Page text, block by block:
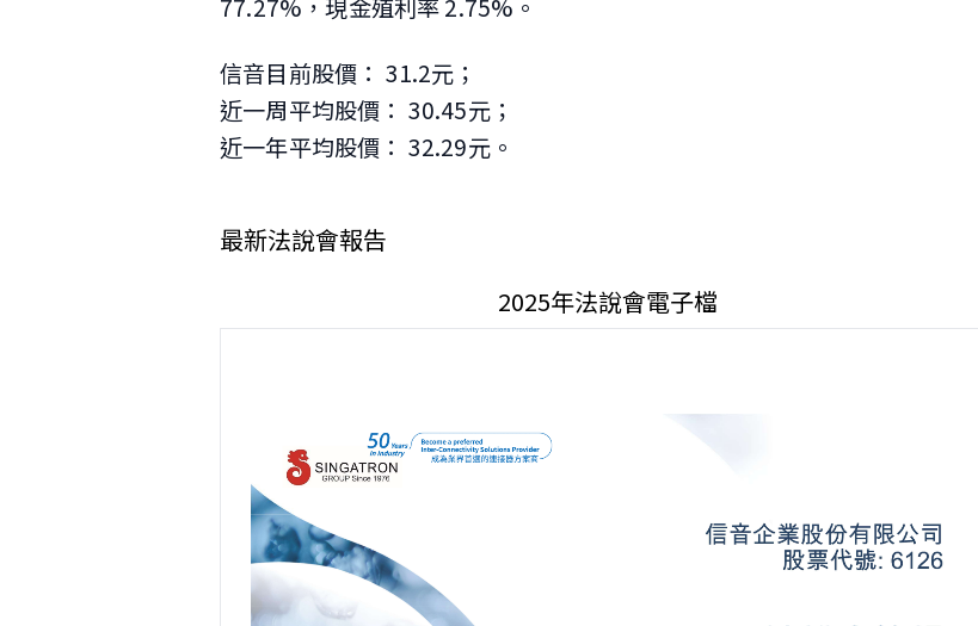
77.27%，現金殖利率 2.75%。
信音目前股價： 31.2元；
近一周平均股價： 30.45元；
近一年平均股價： 32.29元。
最新法說會報告
2025年法說會電子檔